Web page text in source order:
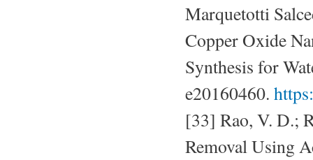
Marquetotti
Copper Oxide
Synthesis for
e20160460.
[33] Rao, V. D.;
Removal Using